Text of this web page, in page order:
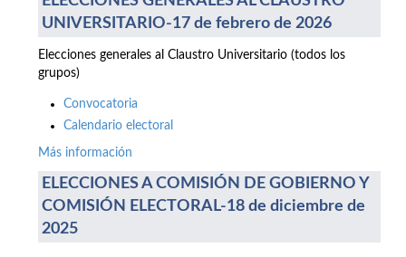
UNIVERSITARIO-17 de febrero de 2026
Elecciones generales al Claustro Universitario (todos los
grupos)
Convocatoria
Calendario electoral
Más información
ELECCIONES A COMISIÓN DE GOBIERNO Y
COMISIÓN ELECTORAL-18 de diciembre de
2025